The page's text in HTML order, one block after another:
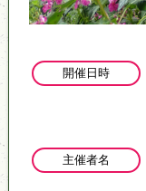
開催日時
主催者名